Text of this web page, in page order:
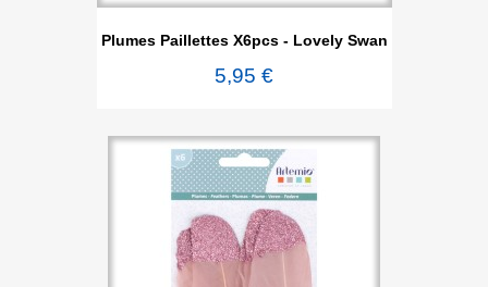
Plumes Paillettes X6pcs - Lovely Swan
5,95 €